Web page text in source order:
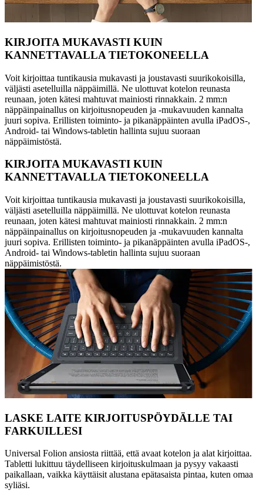
KIRJOITA MUKAVASTI KUIN
KANNETTAVALLA TIETOKONEELLA
Voit kirjoittaa tuntikausia mukavasti ja joustavasti suurikokoisilla,
väljästi asetelluilla näppäimillä. Ne ulottuvat kotelon reunasta
reunaan, joten kätesi mahtuvat mainiosti rinnakkain. 2 mm:n
näppäinpainallus on kirjoitusnopeuden ja -mukavuuden kannalta
juuri sopiva. Erillisten toiminto- ja pikanäppäinten avulla iPadOS-,
Android- tai Windows-tabletin hallinta sujuu suoraan
näppäimistöstä.
KIRJOITA MUKAVASTI KUIN
KANNETTAVALLA TIETOKONEELLA
Voit kirjoittaa tuntikausia mukavasti ja joustavasti suurikokoisilla,
väljästi asetelluilla näppäimillä. Ne ulottuvat kotelon reunasta
reunaan, joten kätesi mahtuvat mainiosti rinnakkain. 2 mm:n
näppäinpainallus on kirjoitusnopeuden ja -mukavuuden kannalta
juuri sopiva. Erillisten toiminto- ja pikanäppäinten avulla iPadOS-,
Android- tai Windows-tabletin hallinta sujuu suoraan
näppäimistöstä.
LASKE LAITE KIRJOITUSPÖYDÄLLE TAI
FARKUILLESI
Universal Folion ansiosta riittää, että avaat kotelon ja alat kirjoittaa.
Tabletti lukittuu täydelliseen kirjoituskulmaan ja pysyy vakaasti
paikallaan, vaikka käyttäisit alustana epätasaista pintaa, kuten omaa
syliäsi.